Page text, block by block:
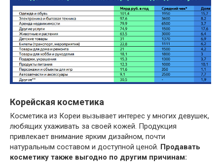
Корейская косметика
Косметика из Кореи вызывает интерес у многих девушек,
любящих ухаживать за своей кожей. Продукция
привлекает внимание ярким дизайном, почти
натуральным составом и доступной ценой. Продавать
косметику также выгодно по другим причинам: